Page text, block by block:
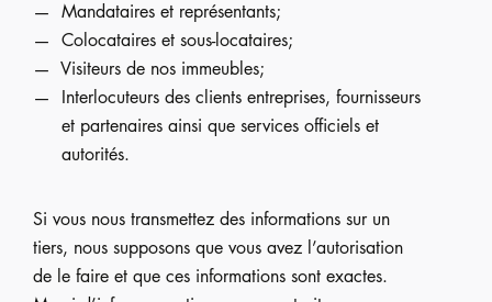
Mandataires et représentants;
Colocataires et sous-locataires;
Visiteurs de nos immeubles;
Interlocuteurs des clients entreprises, fournisseurs
et partenaires ainsi que services officiels et
autorités.
Si vous nous transmettez des informations sur un
tiers, nous supposons que vous avez l’autorisation
de le faire et que ces informations sont exactes.